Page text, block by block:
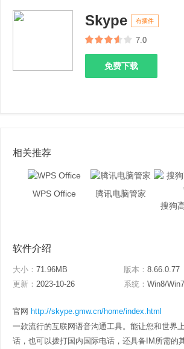
Skype 有插件
7.0
免费下载
相关推荐
WPS Office
腾讯电脑管家
软件介绍
大小： 71.96MB 版本： 8.66.0.77
更新： 2023-10-26 系统： Win8/
官网 http://skype.gmw.cn/home/index.html
一款流行的互联网语音沟通工具。能让您和世界
话，也可以拨打国内国际电话，还具备IM所需的